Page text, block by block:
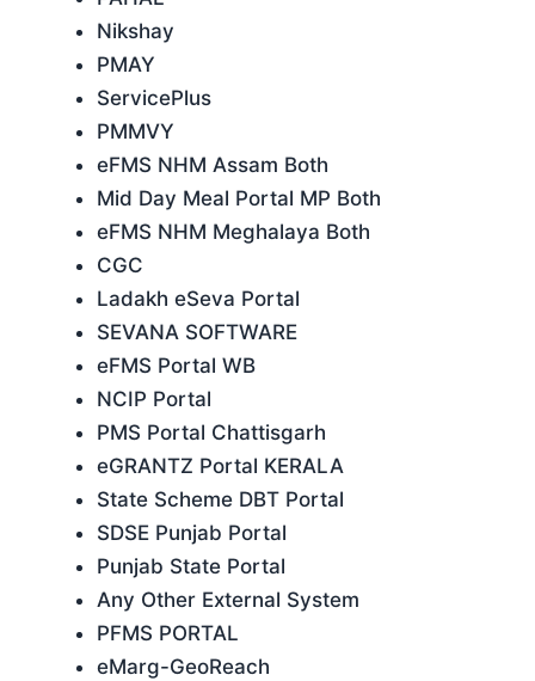
Nikshay
PMAY
ServicePlus
PMMVY
eFMS NHM Assam Both
Mid Day Meal Portal MP Both
eFMS NHM Meghalaya Both
CGC
Ladakh eSeva Portal
SEVANA SOFTWARE
eFMS Portal WB
NCIP Portal
PMS Portal Chattisgarh
eGRANTZ Portal KERALA
State Scheme DBT Portal
SDSE Punjab Portal
Punjab State Portal
Any Other External System
PFMS PORTAL
eMarg-GeoReach